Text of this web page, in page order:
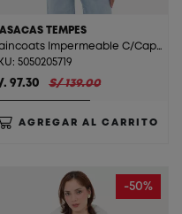
TEMPES
Raincoats Impermeable C/Cap C/F Tempes Peach
5050205719
. 97.30 S/ 139.00
AGREGAR AL CARRITO
-50%